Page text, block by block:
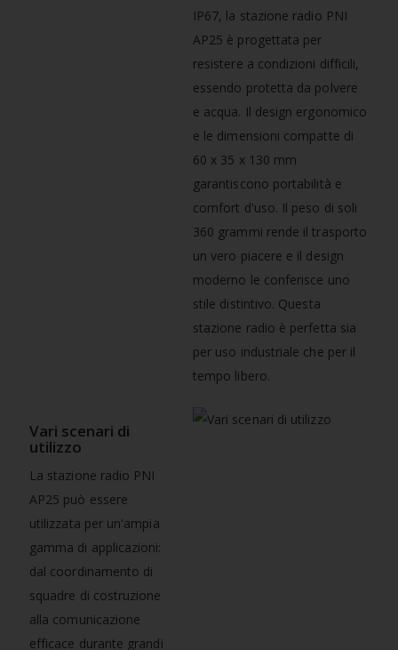
IP67, la stazione radio PNI
AP25 è progettata per
resistere a condizioni difficili,
essendo protetta da polvere
e acqua. Il design ergonomico
e le dimensioni compatte di
60 x 35 x 130 mm
garantiscono portabilità e
comfort d'uso. Il peso di soli
360 grammi rende il trasporto
un vero piacere e il design
moderno le conferisce uno
stile distintivo. Questa
stazione radio è perfetta sia
per uso industriale che per il
tempo libero.
Vari scenari di
utilizzo
La stazione radio PNI
AP25 può essere
utilizzata per un'ampia
gamma di applicazioni:
dal coordinamento di
squadre di costruzione
alla comunicazione
efficace durante grandi